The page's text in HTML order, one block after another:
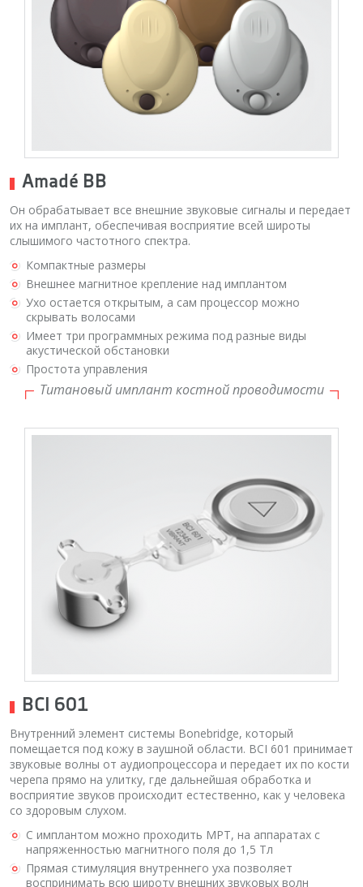
Amadé BB
Он обрабатывает все внешние звуковые сигналы и передает
их на имплант, обеспечивая восприятие всей широты
слышимого частотного спектра.
Компактные размеры
Внешнее магнитное крепление над имплантом
Ухо остается открытым, а сам процессор можно
скрывать волосами
Имеет три программных режима под разные виды
акустической обстановки
Простота управления
Титановый имплант костной проводимости
BCI 601
Внутренний элемент системы Bonebridge, который
помещается под кожу в заушной области. BCI 601 принимает
звуковые волны от аудиопроцессора и передает их по кости
черепа прямо на улитку, где дальнейшая обработка и
восприятие звуков происходит естественно, как у человека
со здоровым слухом.
С имплантом можно проходить МРТ, на аппаратах с
напряженностью магнитного поля до 1,5 Тл
Прямая стимуляция внутреннего уха позволяет
воспринимать всю широту внешних звуковых волн